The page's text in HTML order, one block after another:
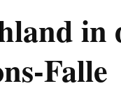
in
Falle